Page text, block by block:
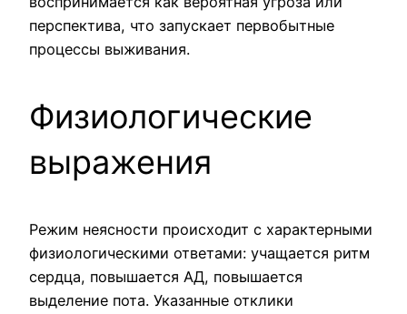
перспектива, что запускает первобытные
процессы выживания.
Физиологические
выражения
Режим неясности происходит с характерными
физиологическими ответами: учащается ритм
сердца, повышается АД, повышается
выделение пота. Указанные отклики